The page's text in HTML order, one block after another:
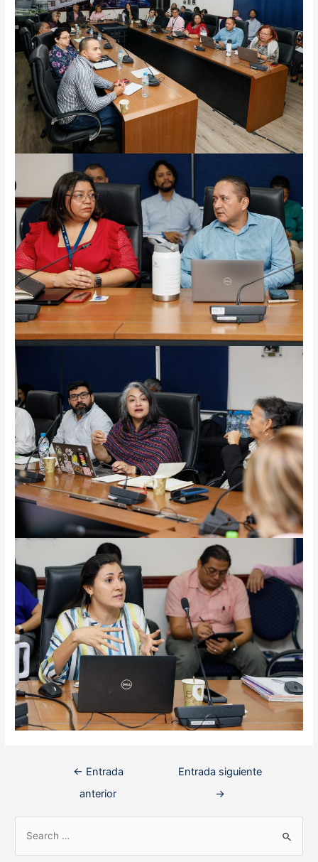
Navegación
← Entrada
anterior
Entrada siguiente
→